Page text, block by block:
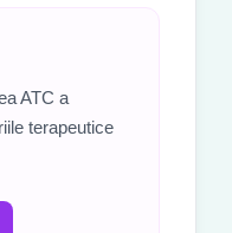
ATC a
terapeutice